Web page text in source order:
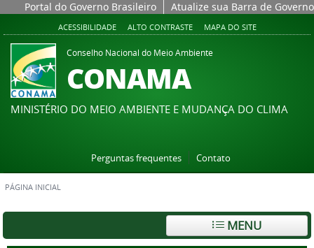
Portal do Governo Brasileiro Atualize sua Barra de Governo
ACESSIBILIDADE ALTO CONTRASTE MAPA DO SITE
Conselho Nacional do Meio Ambiente
CONAMA
MINISTÉRIO DO MEIO AMBIENTE E MUDANÇA DO CLIMA
Perguntas frequentes Contato
PÁGINA INICIAL
MENU